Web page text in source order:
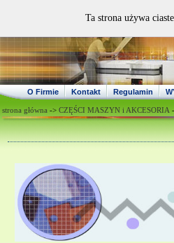
O Firmie Kontakt Regulamin
strona główna -> CZĘŚCI MASZYN i AKCESORIA
Ta strona używa